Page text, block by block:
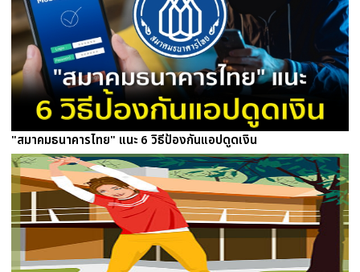
"สมาคมธนาคารไทย" แนะ 6 วิธีป้องกันแอปดูดเงิน